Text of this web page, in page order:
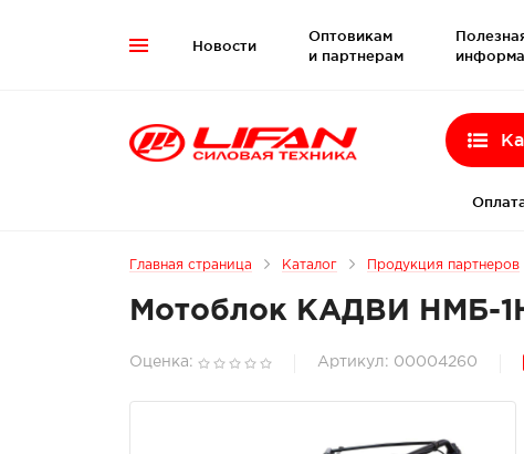
 Новости
Оптовикам
и партнерам
Главная страница Каталог Продукция партнеров
Мотоблок КАДВИ НМБ-
Оценка: Артикул: 00004260